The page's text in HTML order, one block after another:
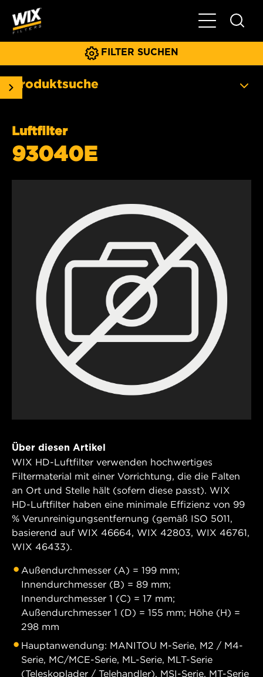
FILTER SUCHEN
Produktsuche
Luftfilter
93040E
Über diesen Artikel
WIX HD-Luftfilter verwenden hochwertiges
Filtermaterial mit einer Vorrichtung, die die Falten
an Ort und Stelle hält (sofern diese passt). WIX
HD-Luftfilter haben eine minimale Effizienz von 99
% Verunreinigungsentfernung (gemäß ISO 5011,
basierend auf WIX 46664, WIX 42803, WIX 46761,
WIX 46433).
Außendurchmesser (A) = 199 mm;
Innendurchmesser (B) = 89 mm;
Innendurchmesser 1 (C) = 17 mm;
Außendurchmesser 1 (D) = 155 mm; Höhe (H) =
298 mm
Hauptanwendung: MANITOU M-Serie, M2 / M4-
Serie, MC/MCE-Serie, ML-Serie, MLT-Serie
(Teleskoplader / Telehandler), MSI-Serie, MT-Serie